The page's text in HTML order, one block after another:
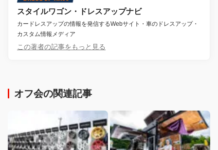
スタイルワゴン・ドレスアップナビ
カードレスアップの情報を発信するWebサイト・車のドレスアップ・
カスタム情報メディア
この著者の記事をもっと見る
オフ会の関連記事